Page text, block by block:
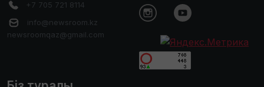
+7 705 721 8114
info@newsroom.kz
newsroomqaz@gmail.com